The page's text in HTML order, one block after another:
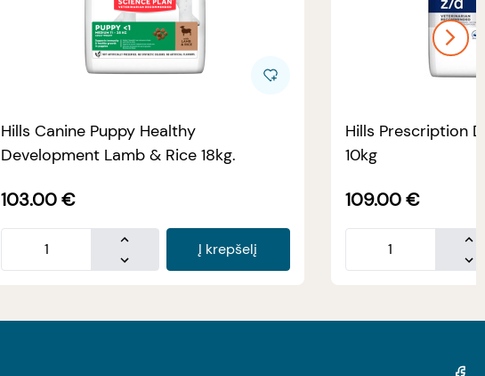
Hills Canine Puppy Healthy
Development Lamb & Rice 18kg.
103.00 €
Į krepšelį
Hills Prescription
10kg
109.00 €